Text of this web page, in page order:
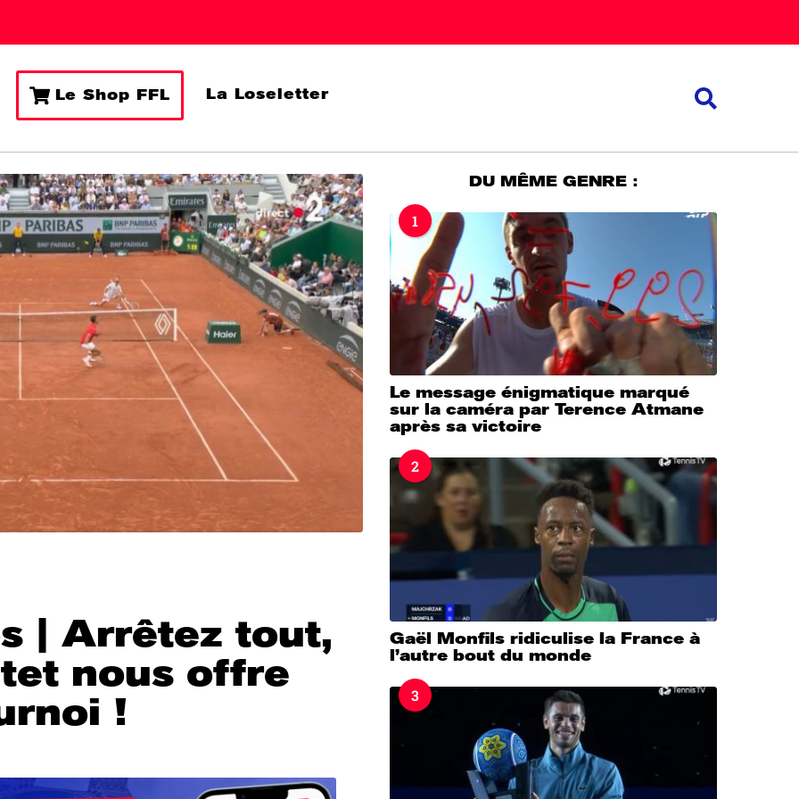
Le Shop FFL La Loseletter
| Arrêtez tout,
nous offre
!
DU MÊME GENRE :
1
Le message énigmatique marqué
sur la caméra par Terence Atmane
après sa victoire
2
Gaël Monfils ridiculise la France à
l’autre bout du monde
3